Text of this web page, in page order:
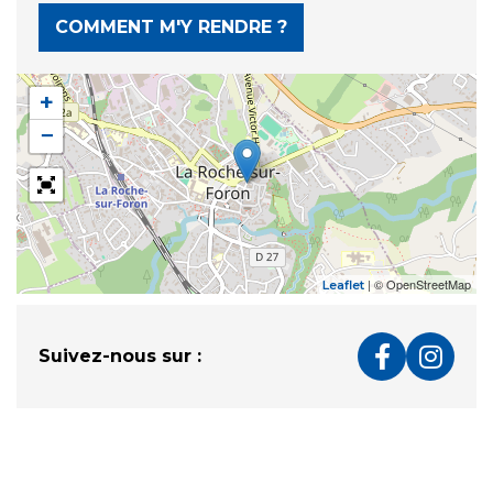
COMMENT M'Y RENDRE ?
+
−
Leaflet | © OpenStreetMap
Suivez-nous sur :